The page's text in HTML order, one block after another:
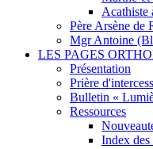
Acathiste
Père Arsène de
Mgr Antoine
LES PAGES
Présentation
Prière
Bulletin «
Ressources
Index des